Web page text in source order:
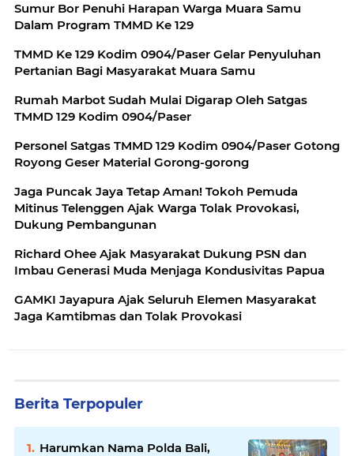
Sumur Bor Penuhi Harapan Warga Muara Samu
Dalam Program TMMD Ke 129
TMMD Ke 129 Kodim 0904/Paser Gelar Penyuluhan
Pertanian Bagi Masyarakat Muara Samu
Rumah Marbot Sudah Mulai Digarap Oleh Satgas
TMMD 129 Kodim 0904/Paser
Personel Satgas TMMD 129 Kodim 0904/Paser Gotong
Royong Geser Material Gorong-gorong
Jaga Puncak Jaya Tetap Aman! Tokoh Pemuda
Mitinus Telenggen Ajak Warga Tolak Provokasi,
Dukung Pembangunan
Richard Ohee Ajak Masyarakat Dukung PSN dan
Imbau Generasi Muda Menjaga Kondusivitas Papua
GAMKI Jayapura Ajak Seluruh Elemen Masyarakat
Jaga Kamtibmas dan Tolak Provokasi
Berita Terpopuler
Harumkan Nama Polda Bali,